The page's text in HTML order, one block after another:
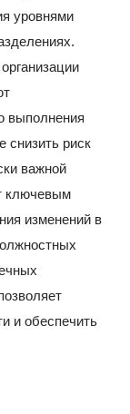
уровнями
выполнения
снизить риск
важной
ключевым
изменений в
и обеспечить